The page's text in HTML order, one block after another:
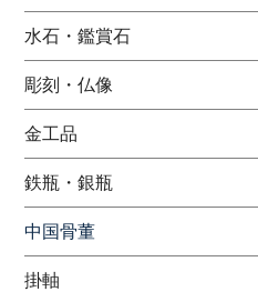
水石・鑑賞石
彫刻・仏像
金工品
鉄瓶・銀瓶
中国骨董
掛軸